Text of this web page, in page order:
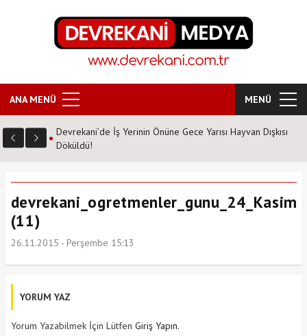
ANA MENÜ MENÜ
Devrekani’de İş Yerinin Önüne Gece Yarısı Hayvan Dışkısı
Döküldü!
devrekani_ogretmenler_gunu_24_Kasim
(11)
26.11.2015 - Perşembe 15:13
YORUM YAZ
Yorum Yazabilmek İçin Lütfen Giriş Yapın.